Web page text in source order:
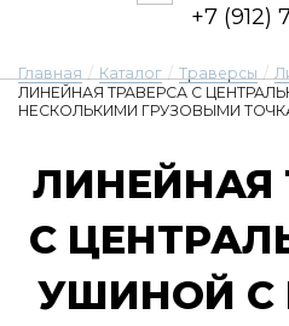
+7 (912)
Главная / Каталог / Траверсы /
ЛИНЕЙНАЯ ТРАВЕРСА С
НЕСКОЛЬКИМИ ГРУЗОВЫМИ
ЛИ­НЕЙ­НАЯ
С
У­ШИ­НОЙ С